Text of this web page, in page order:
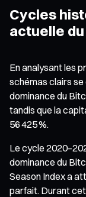
Cycles
actuelle
En analysant les
schémas clairs
dominance du
tandis que la
56 425 %.
Le cycle
dominance du
Season Index a
parfait. Durant